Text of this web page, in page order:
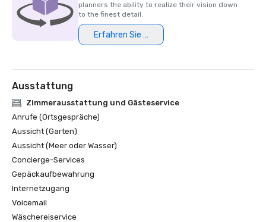
planners the ability to realize their vision down
to the finest detail.
Erfahren Sie mehr
Ausstattung
Zimmerausstattung und Gästeservice
Anrufe (Ortsgespräche)
Aussicht (Garten)
Aussicht (Meer oder Wasser)
Concierge-Services
Gepäckaufbewahrung
Internetzugang
Voicemail
Wäschereiservice